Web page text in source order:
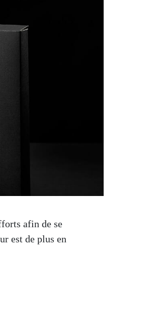
afin de se
est de plus en